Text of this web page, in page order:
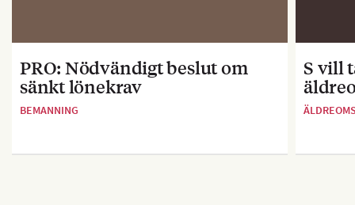
PRO: Nödvändigt beslut om
sänkt lönekrav
BEMANNING
S vill